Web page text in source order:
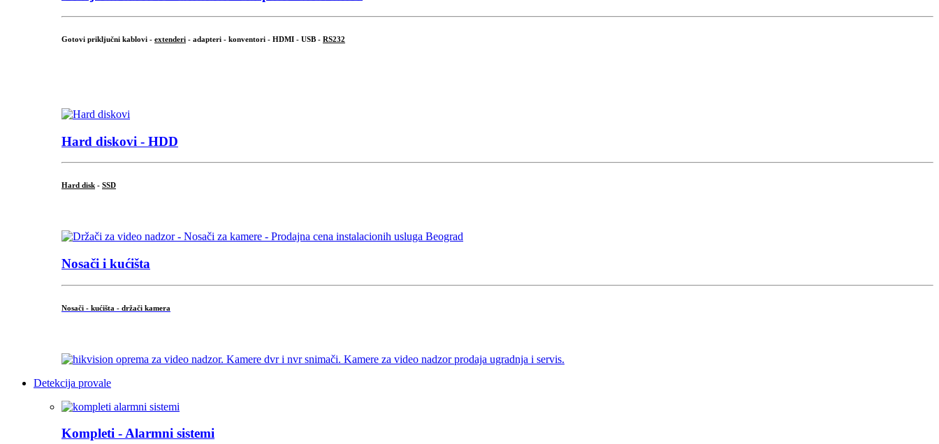
Gotovi priključni kablovi - extenderi - adapteri - konventori - HDMI - USB - RS232
Hard diskovi - HDD
Hard disk - SSD
Nosači i kućišta
Nosači - kućišta - držači kamera
Detekcija provale
Kompleti - Alarmni sistemi